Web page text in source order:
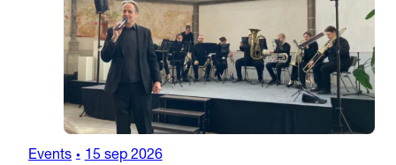
Events • 15 sep 2026